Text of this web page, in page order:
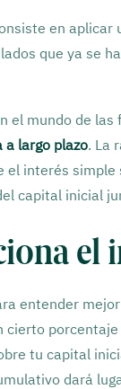
en aplicar
que ya se
el mundo de
a largo plazo. La
el interés
capital inicial
el
entender
tu capital
dará